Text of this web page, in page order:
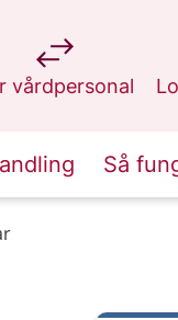
vårdpersonal
på 1177.se
Så